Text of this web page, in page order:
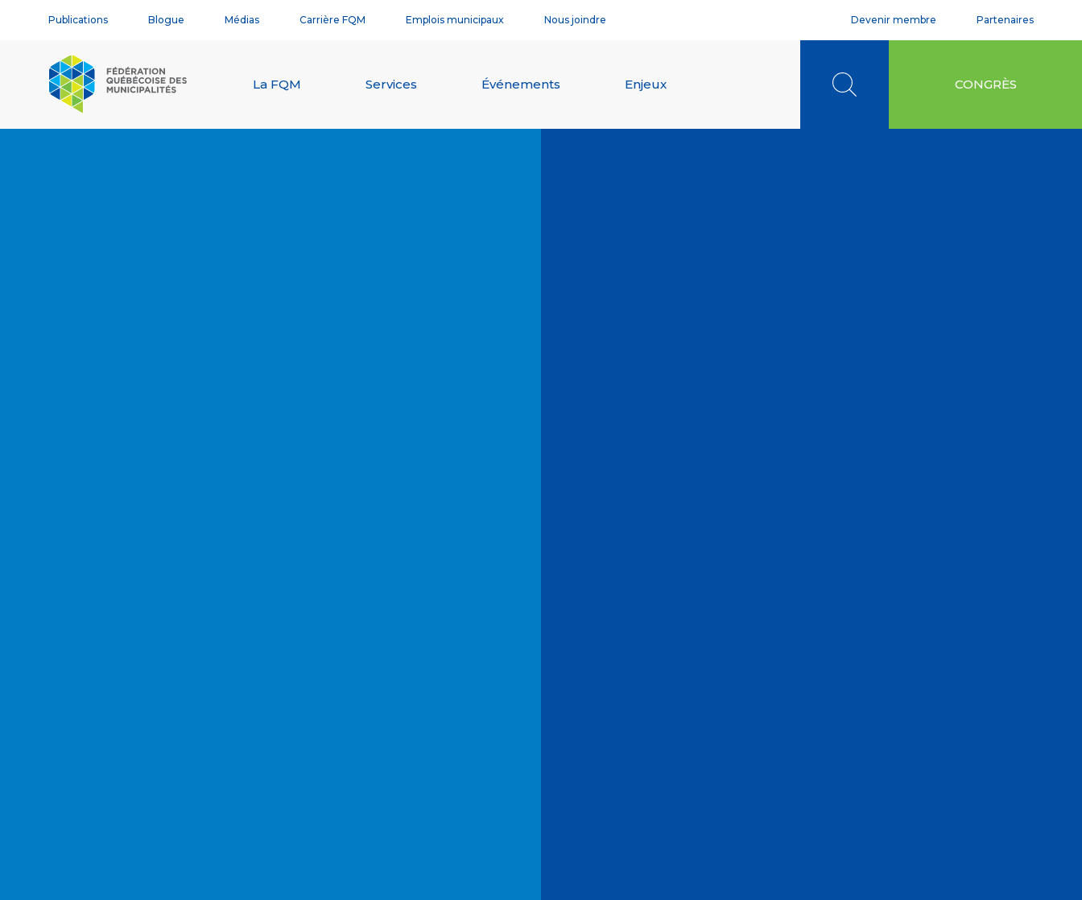
Publications Blogue Médias Carrière FQM Emplois municipaux Nous joindre Devenir membre Partenaires
La FQM Services Événements Enjeux Rechercher CONGRÈS